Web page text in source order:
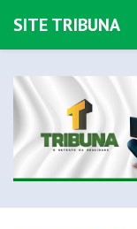
SITE TRIBUNA